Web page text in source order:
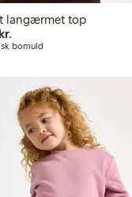
langærmet top
79,50 kr.
bomuld